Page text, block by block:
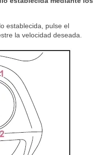
establecida, pulse el
la velocidad deseada.